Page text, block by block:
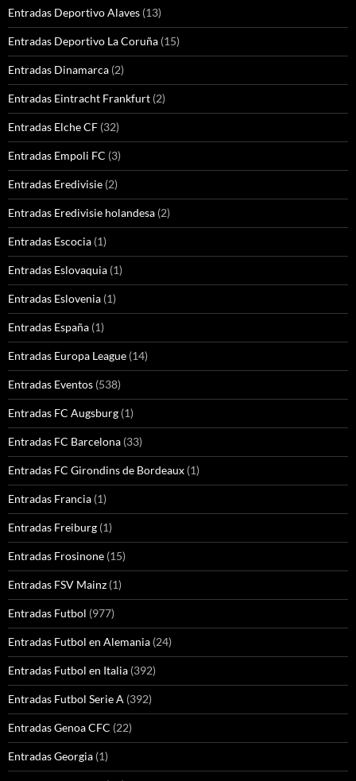
Entradas Deportivo Alaves (13)
Entradas Deportivo La Coruña (15)
Entradas Dinamarca (2)
Entradas Eintracht Frankfurt (2)
Entradas Elche CF (32)
Entradas Empoli FC (3)
Entradas Eredivisie (2)
Entradas Eredivisie holandesa (2)
Entradas Escocia (1)
Entradas Eslovaquia (1)
Entradas Eslovenia (1)
Entradas España (1)
Entradas Europa League (14)
Entradas Eventos (538)
Entradas FC Augsburg (1)
Entradas FC Barcelona (33)
Entradas FC Girondins de Bordeaux (1)
Entradas Francia (1)
Entradas Freiburg (1)
Entradas Frosinone (15)
Entradas FSV Mainz (1)
Entradas Futbol (977)
Entradas Futbol en Alemania (24)
Entradas Futbol en Italia (392)
Entradas Futbol Serie A (392)
Entradas Genoa CFC (22)
Entradas Georgia (1)